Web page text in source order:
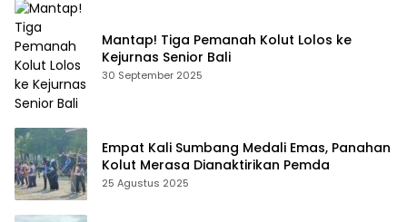
Mantap! Tiga Pemanah Kolut Lolos ke
Kejurnas Senior Bali
30 September 2025
Empat Kali Sumbang Medali Emas, Panahan
Kolut Merasa Dianaktirikan Pemda
25 Agustus 2025